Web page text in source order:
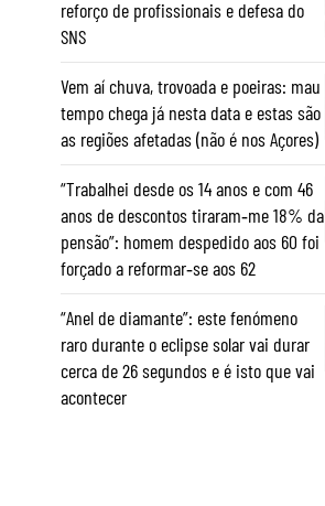
reforço de profissionais e defesa do
SNS
Vem aí chuva, trovoada e poeiras: mau
tempo chega já nesta data e estas são
as regiões afetadas (não é nos Açores)
“Trabalhei desde os 14 anos e com 46
anos de descontos tiraram‑me 18% da
pensão”: homem despedido aos 60 foi
forçado a reformar‑se aos 62
“Anel de diamante”: este fenómeno
raro durante o eclipse solar vai durar
cerca de 26 segundos e é isto que vai
acontecer